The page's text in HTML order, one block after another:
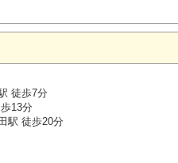
徒歩7分
13分
駅 徒歩20分